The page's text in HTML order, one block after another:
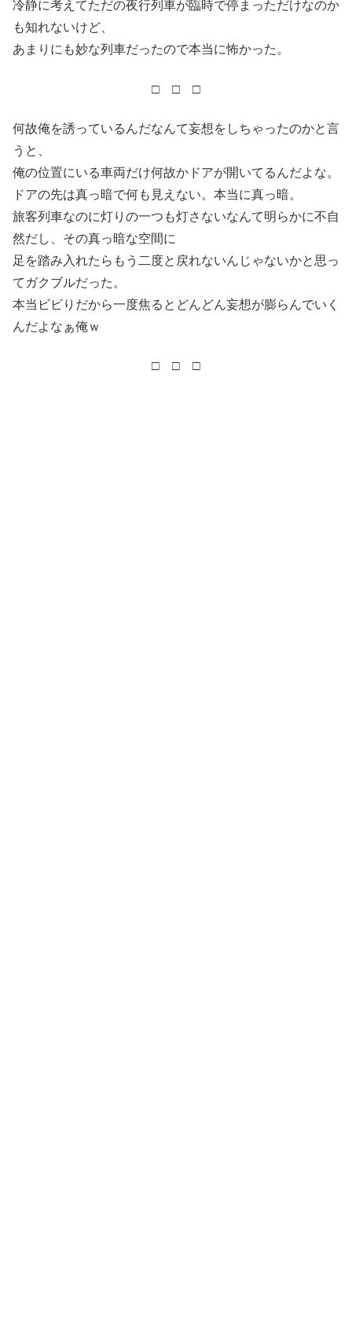
冷静に考えてただの夜行列車が臨時で停まっただけなのか
も知れないけど、
あまりにも妙な列車だったので本当に怖かった。
□ □ □
何故俺を誘っているんだなんて妄想をしちゃったのかと言
うと、
俺の位置にいる車両だけ何故かドアが開いてるんだよな。
ドアの先は真っ暗で何も見えない。本当に真っ暗。
旅客列車なのに灯りの一つも灯さないなんて明らかに不自
然だし、その真っ暗な空間に
足を踏み入れたらもう二度と戻れないんじゃないかと思っ
てガクブルだった。
本当ビビりだから一度焦るとどんどん妄想が膨らんでいく
んだよなぁ俺ｗ
□ □ □